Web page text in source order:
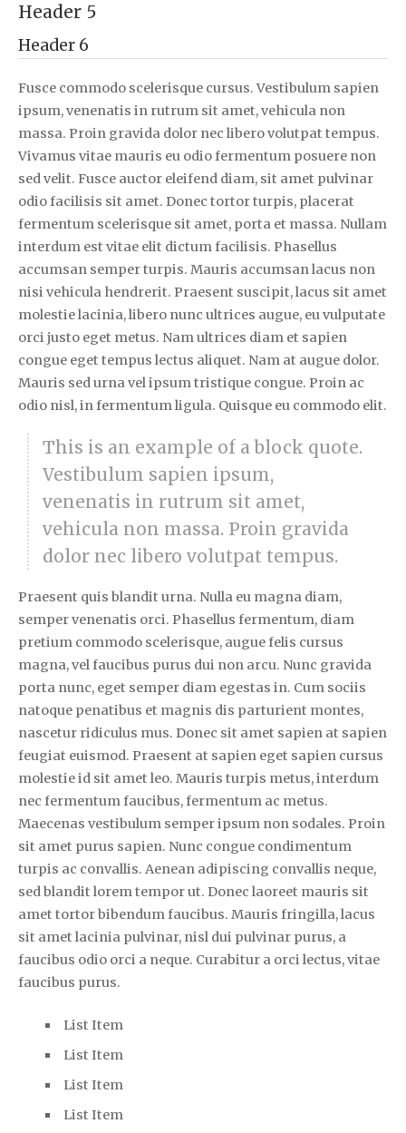
Header 5
Header 6
Fusce commodo scelerisque cursus. Vestibulum sapien
ipsum, venenatis in rutrum sit amet, vehicula non
massa. Proin gravida dolor nec libero volutpat tempus.
Vivamus vitae mauris eu odio fermentum posuere non
sed velit. Fusce auctor eleifend diam, sit amet pulvinar
odio facilisis sit amet. Donec tortor turpis, placerat
fermentum scelerisque sit amet, porta et massa. Nullam
interdum est vitae elit dictum facilisis. Phasellus
accumsan semper turpis. Mauris accumsan lacus non
nisi vehicula hendrerit. Praesent suscipit, lacus sit amet
molestie lacinia, libero nunc ultrices augue, eu vulputate
orci justo eget metus. Nam ultrices diam et sapien
congue eget tempus lectus aliquet. Nam at augue dolor.
Mauris sed urna vel ipsum tristique congue. Proin ac
odio nisl, in fermentum ligula. Quisque eu commodo elit.
This is an example of a block quote.
Vestibulum sapien ipsum,
venenatis in rutrum sit amet,
vehicula non massa. Proin gravida
dolor nec libero volutpat tempus.
Praesent quis blandit urna. Nulla eu magna diam,
semper venenatis orci. Phasellus fermentum, diam
pretium commodo scelerisque, augue felis cursus
magna, vel faucibus purus dui non arcu. Nunc gravida
porta nunc, eget semper diam egestas in. Cum sociis
natoque penatibus et magnis dis parturient montes,
nascetur ridiculus mus. Donec sit amet sapien at sapien
feugiat euismod. Praesent at sapien eget sapien cursus
molestie id sit amet leo. Mauris turpis metus, interdum
nec fermentum faucibus, fermentum ac metus.
Maecenas vestibulum semper ipsum non sodales. Proin
sit amet purus sapien. Nunc congue condimentum
turpis ac convallis. Aenean adipiscing convallis neque,
sed blandit lorem tempor ut. Donec laoreet mauris sit
amet tortor bibendum faucibus. Mauris fringilla, lacus
sit amet lacinia pulvinar, nisl dui pulvinar purus, a
faucibus odio orci a neque. Curabitur a orci lectus, vitae
faucibus purus.
List Item
List Item
List Item
List Item